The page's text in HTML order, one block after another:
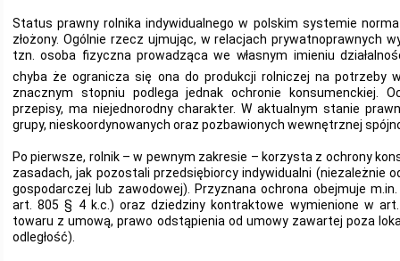
Status prawny rolnika indywidualnego w polskim systemie
złożony. Ogólnie rzecz ujmując, w relacjach prywatnoprawnych
tzn. osoba fizyczna prowadząca we własnym imieniu
chyba że ogranicza się ona do produkcji rolniczej na potrzeby
znacznym stopniu podlega jednak ochronie konsumenckiej.
przepisy, ma niejednorodny charakter. W aktualnym stanie
grupy, nieskoordynowanych oraz pozbawionych wewnętrznej
Po pierwsze, rolnik – w pewnym zakresie – korzysta z ochrony
zasadach, jak pozostali przedsiębiorcy indywidualni (niezależnie
gospodarczej lub zawodowej). Przyznana ochrona obejmuje
art. 805 § 4 k.c.) oraz dziedziny kontraktowe wymienione w
towaru z umową, prawo odstąpienia od umowy zawartej poza
odległość).